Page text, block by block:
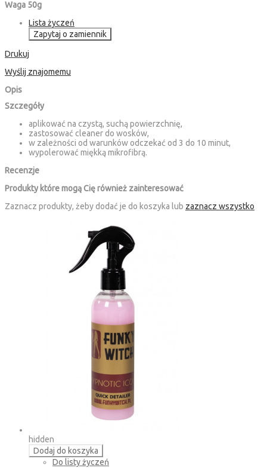
Waga 50g
Lista życzeń
Zapytaj o zamiennik
Drukuj
Wyślij znajomemu
Opis
Szczegóły
aplikować na czystą, suchą powierzchnię,
zastosować cleaner do wosków,
w zależności od warunków odczekać od 3 do 10 minut,
wypolerować miękką mikrofibrą.
Recenzje
Produkty które mogą Cię również zainteresować
Zaznacz produkty, żeby dodać je do koszyka lub zaznacz wszystko
hidden
Dodaj do koszyka
Do listy życzeń